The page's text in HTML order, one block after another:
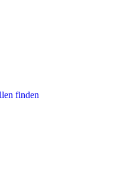
finden